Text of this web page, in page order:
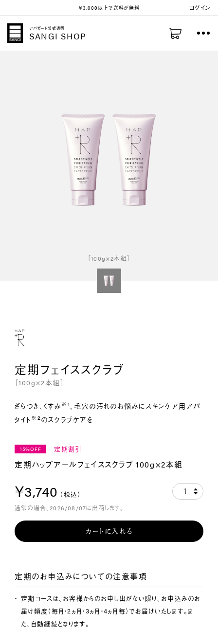
ログイン
￥3,000以上で送料が無料
アパガード公式通販
SANGI SHOP
［100g×2本組］
定期フェイススクラブ
［100g×2本組］
ざらつき、くすみ ※1 、毛穴の汚れのお悩みにスキンケア用アパ
タイト ※2 のスクラブケアを
15%OFF 定期割引
定期ハップアールフェイススクラブ 100g×2本組
￥3,740 （税込） 1
カートに入れる
通常の場合、2026/08/07に出荷します。
定期のお申込みについての注意事項
定期コースは、お客様からのお申し出がない限り、お申込みのお
届け頻度（毎月・2ヵ月・3ヵ月・4ヵ月毎）でお届けいたします。ま
た、自動継続となります。